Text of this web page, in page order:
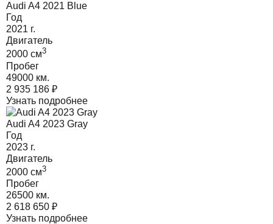
Audi A4 2021 Blue
Год
2021 г.
Двигатель
2000 cм3
Пробег
49000 км.
2 935 186 ₽
Узнать подробнее
Audi A4 2023 Gray
Год
2023 г.
Двигатель
2000 cм3
Пробег
26500 км.
2 618 650 ₽
Узнать подробнее